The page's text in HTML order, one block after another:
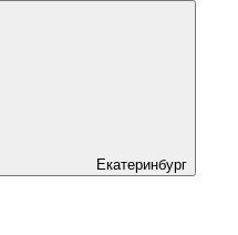
Екатеринбург